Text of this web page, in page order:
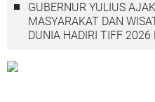
GUBERNUR YULIUS AJAK
MASYARAKAT DAN
DUNIA HADIRI TIFF 2026